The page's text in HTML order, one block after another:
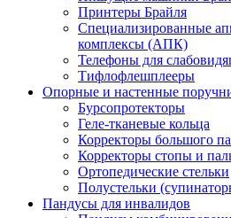
Принтеры Брайля
Специализированные
комплексы (АПК)
Телефоны для
Тифлофлешплееры
Опорные и настенные
Бурсопротекторы
Геле-тканевые кольца
Корректоры большого
Корректоры стопы и
Ортопедические стельки
Полустельки
Пандусы для инвалидов